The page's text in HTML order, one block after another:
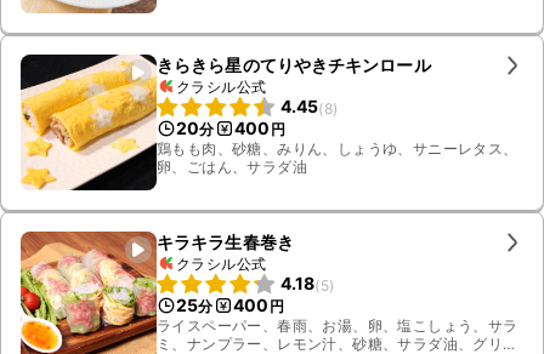
きらきら星のてりやきチキンロール
クラシル公式
4.45(8)
20分 400 円
鶏もも肉、砂糖、みりん、しょうゆ、サニーレタス、
卵、ごはん、サラダ油
キラキラ生春巻き
クラシル公式
4.18(5)
25分 400 円
ライスペーパー、春雨、お湯、卵、塩こしょう、サラ
ミ、ナンプラー、レモン汁、砂糖、サラダ油、グリー